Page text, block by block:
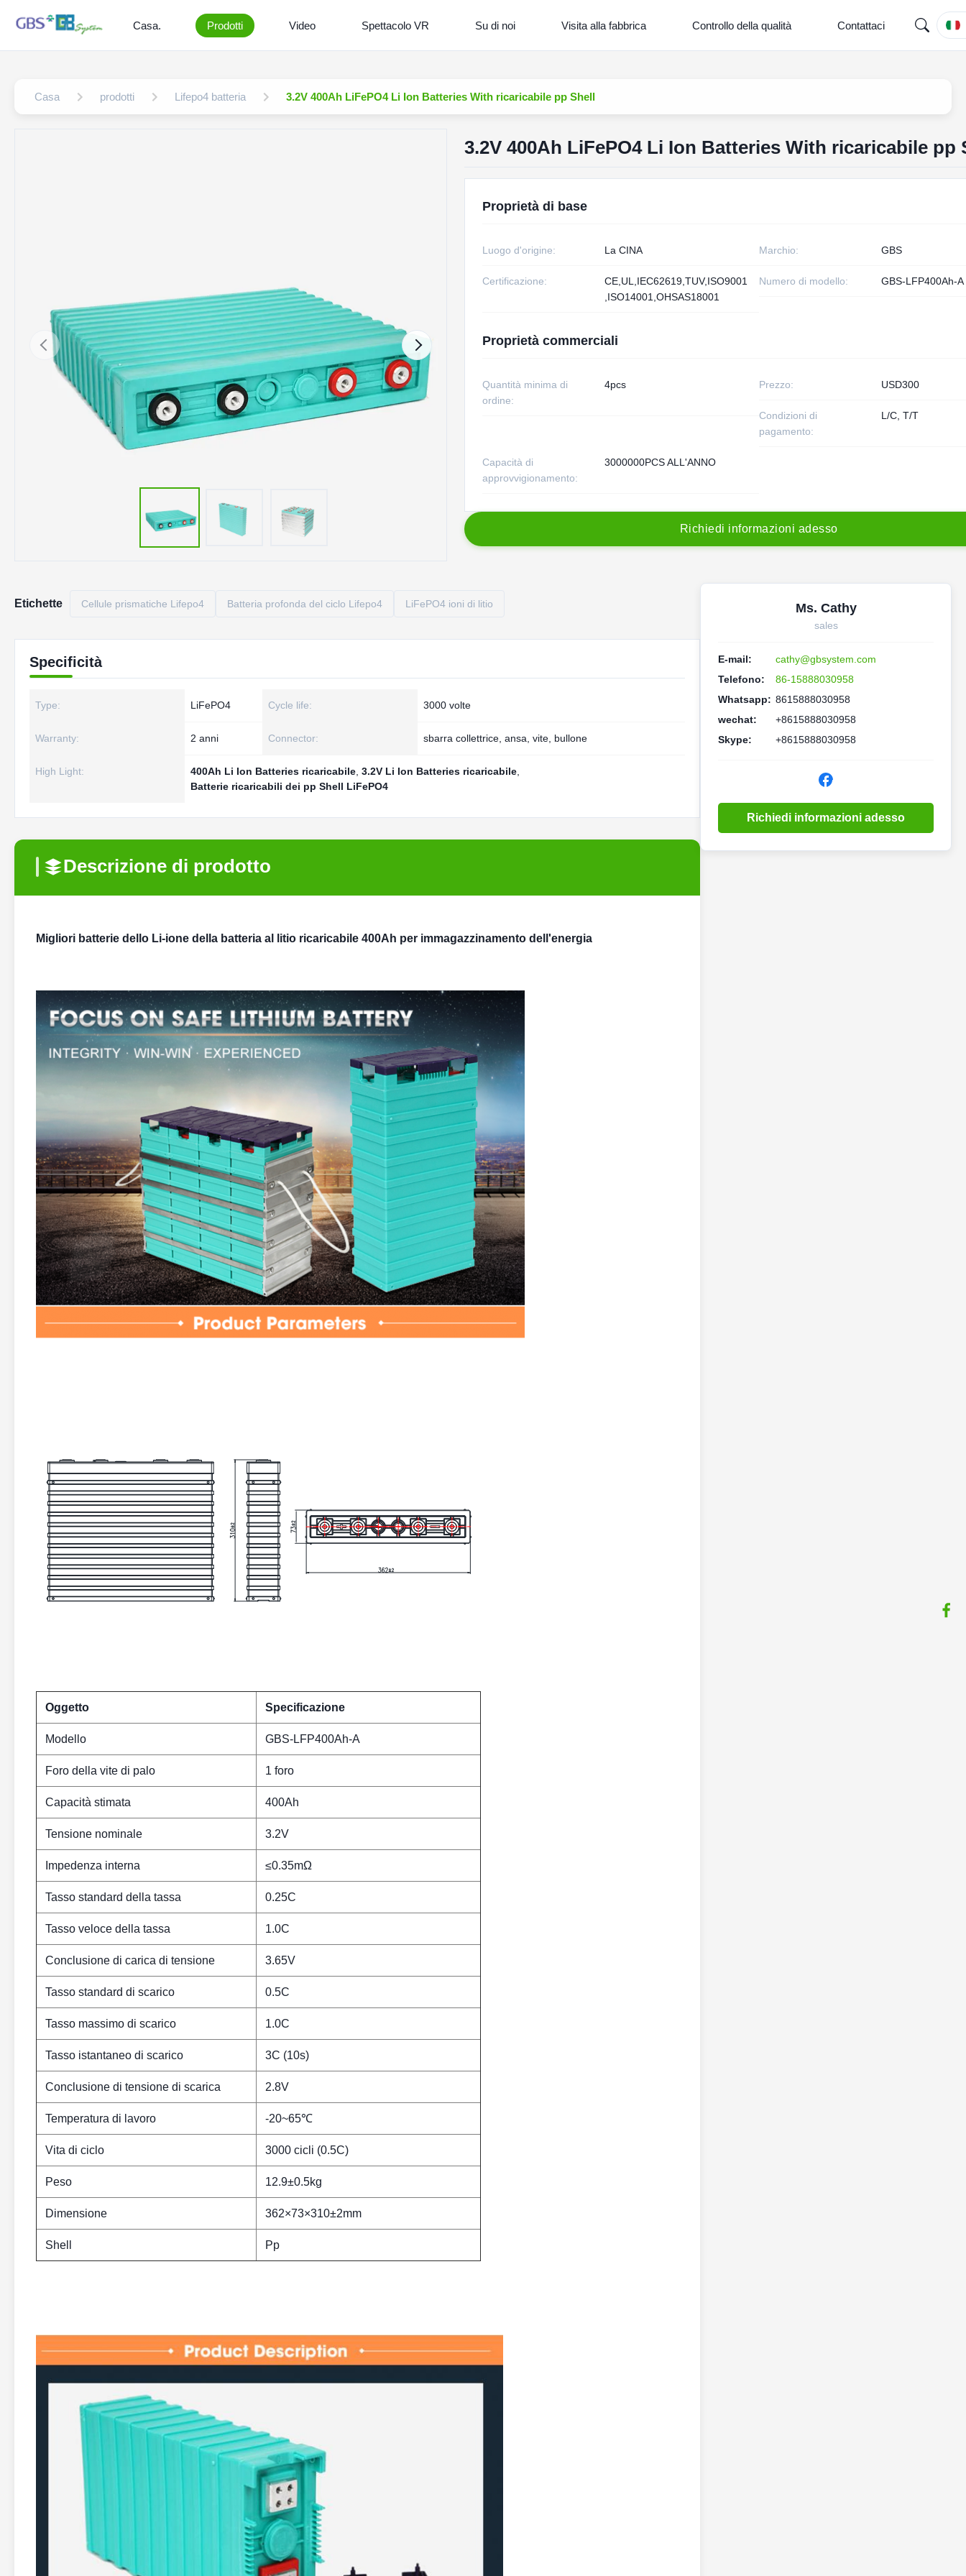
Casa. Prodotti Video Spettacolo VR Su di noi Visita alla fabbrica Controllo della qualità Contattaci
Casa prodotti Lifepo4 batteria 3.2V 400Ah LiFePO4 Li Ion Batteries With ricaricabile pp Shell
3.2V 400Ah LiFePO4 Li Ion Batteries With ricaricabile pp
Proprietà di base
Luogo d'origine: La CINA Marchio: GBS
Certificazione:
CE,UL,IEC62619,TUV,ISO9001
,ISO14001,OHSAS18001
Numero di modello: GBS-LFP400Ah-A
Proprietà commerciali
Quantità minima di
ordine:
4pcs Prezzo: USD300
Condizioni di
pagamento:
L/C, T/T
Capacità di
approvvigionamento:
3000000PCS ALL'ANNO
Richiedi informazioni adesso
Etichette Cellule prismatiche Lifepo4 Batteria profonda del ciclo Lifepo4 LiFePO4 ioni di litio
Specificità
Type: LiFePO4 Cycle life: 3000 volte
Warranty: 2 anni Connector: sbarra collettrice, ansa, vite, bullone
High Light: 400Ah Li Ion Batteries ricaricabile 3.2V Li Ion Batteries ricaricabile
Batterie ricaricabili dei pp Shell LiFePO4
Descrizione di prodotto
Migliori batterie dello Li-ione della batteria al litio ricaricabile 400Ah per immagazzinamento dell'energia
Oggetto Specificazione
Modello GBS-LFP400Ah-A
Foro della vite di palo 1 foro
Capacità stimata 400Ah
Tensione nominale 3.2V
Impedenza interna ≤0.35mΩ
Tasso standard della tassa 0.25C
Tasso veloce della tassa 1.0C
Conclusione di carica di tensione 3.65V
Tasso standard di scarico 0.5C
Tasso massimo di scarico 1.0C
Tasso istantaneo di scarico 3C (10s)
Conclusione di tensione di scarica 2.8V
Temperatura di lavoro -20~65℃
Vita di ciclo 3000 cicli (0.5C)
Peso 12.9±0.5kg
Dimensione 362×73×310±2mm
Shell Pp
Ms. Cathy
sales
E-mail:
cathy@gbsystem.com
Telefono:
86-15888030958
Whatsapp: 8615888030958
wechat:
+8615888030958
Skype:
+8615888030958
Richiedi informazioni adesso